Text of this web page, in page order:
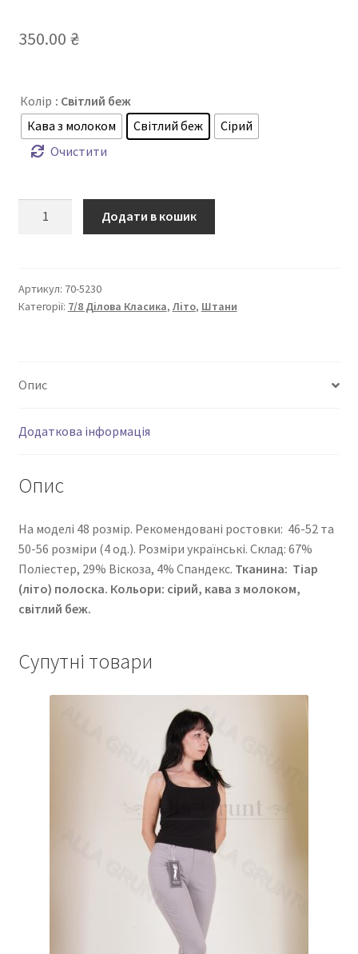
350.00 ₴
Колір : Світлий беж
Кава з молоком
Світлий беж
Сірий
Очистити
70-
5230
Додати в кошик
Артикул: 70-5230
Категорії: 7/8 Ділова Класика,Літо, Штани
Опис
Додаткова інформація
Опис
На моделі 48 розмір. Рекомендовані ростовки: 46-52 та
50-56 розміри (4 од.). Розміри українські. Cклад: 67%
Поліестер, 29% Віскоза, 4% Спандекс. Тканина: Тіар
(літо) полоска. Кольори: сірий, кава з молоком,
світлий беж.
Супутні товари